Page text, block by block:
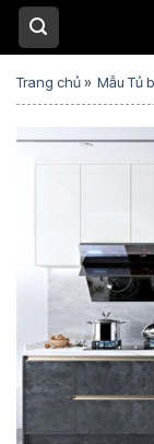
Trang chủ» Mẫu Tủ